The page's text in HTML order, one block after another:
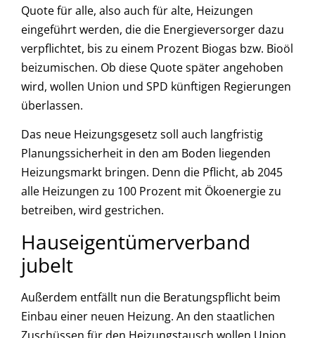
Quote für alle, also auch für alte, Heizungen
eingeführt werden, die die Energieversorger dazu
verpflichtet, bis zu einem Prozent Biogas bzw. Bioöl
beizumischen. Ob diese Quote später angehoben
wird, wollen Union und SPD künftigen Regierungen
überlassen.
Das neue Heizungsgesetz soll auch langfristig
Planungssicherheit in den am Boden liegenden
Heizungsmarkt bringen. Denn die Pflicht, ab 2045
alle Heizungen zu 100 Prozent mit Ökoenergie zu
betreiben, wird gestrichen.
Hauseigentümerverband
jubelt
Außerdem entfällt nun die Beratungspflicht beim
Einbau einer neuen Heizung. An den staatlichen